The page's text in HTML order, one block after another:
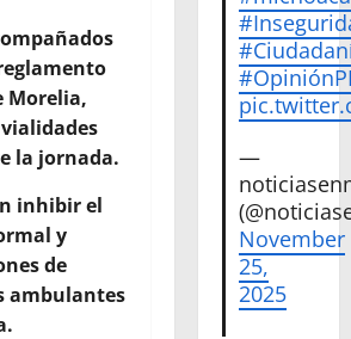
Morelia,
la jornada.
inhibir el
y
de
ambulantes
—
November
25,
2025